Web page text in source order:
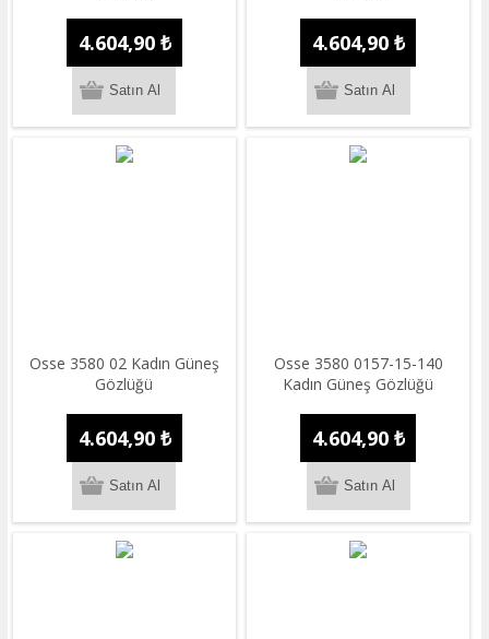
4.604,90 ₺ 4.604,90 ₺
Osse 3580 02 Kadın Güneş
Gözlüğü
4.604,90 ₺
Osse 3580 0157-15-140
Kadın Güneş Gözlüğü
4.604,90 ₺